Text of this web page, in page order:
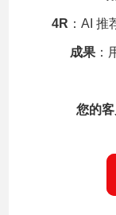
4R ：AI 推
成果 ：
您的